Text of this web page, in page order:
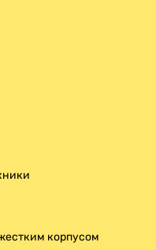
корпусом